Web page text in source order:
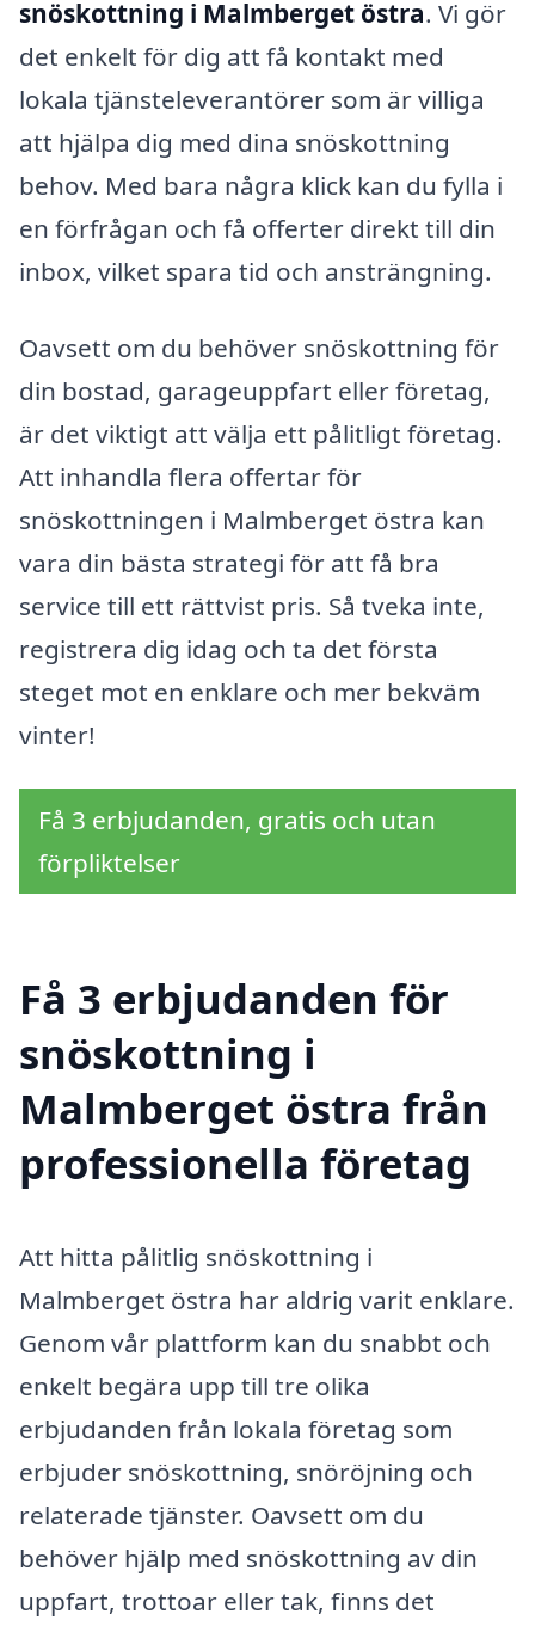
snöskottning i Malmberget östra. Vi gör
det enkelt för dig att få kontakt med
lokala tjänsteleverantörer som är villiga
att hjälpa dig med dina snöskottning
behov. Med bara några klick kan du fylla i
en förfrågan och få offerter direkt till din
inbox, vilket spara tid och ansträngning.
Oavsett om du behöver snöskottning för
din bostad, garageuppfart eller företag,
är det viktigt att välja ett pålitligt företag.
Att inhandla flera offertar för
snöskottningen i Malmberget östra kan
vara din bästa strategi för att få bra
service till ett rättvist pris. Så tveka inte,
registrera dig idag och ta det första
steget mot en enklare och mer bekväm
vinter!
Få 3 erbjudanden, gratis och utan
förpliktelser
Få 3 erbjudanden för
snöskottning i
Malmberget östra från
professionella företag
Att hitta pålitlig snöskottning i
Malmberget östra har aldrig varit enklare.
Genom vår plattform kan du snabbt och
enkelt begära upp till tre olika
erbjudanden från lokala företag som
erbjuder snöskottning, snöröjning och
relaterade tjänster. Oavsett om du
behöver hjälp med snöskottning av din
uppfart, trottoar eller tak, finns det